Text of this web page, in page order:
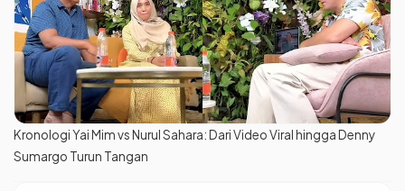
Kronologi Yai Mim vs Nurul Sahara: Dari Video Viral hingga Denny
Sumargo Turun Tangan